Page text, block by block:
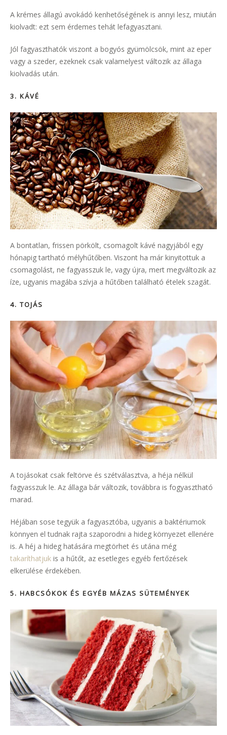
A krémes állagú avokádó kenhetőségének is annyi lesz, miután
kiolvadt: ezt sem érdemes tehát lefagyasztani.
Jól fagyaszthatók viszont a bogyós gyümölcsök, mint az eper
vagy a szeder, ezeknek csak valamelyest változik az állaga
kiolvadás után.
3. KÁVÉ
A bontatlan, frissen pörkölt, csomagolt kávé nagyjából egy
hónapig tartható mélyhűtőben. Viszont ha már kinyitottuk a
csomagolást, ne fagyasszuk le, vagy újra, mert megváltozik az
íze, ugyanis magába szívja a hűtőben található ételek szagát.
4. TOJÁS
A tojásokat csak feltörve és szétválasztva, a héja nélkül
fagyasszuk le. Az állaga bár változik, továbbra is fogyasztható
marad.
Héjában sose tegyük a fagyasztóba, ugyanis a baktériumok
könnyen el tudnak rajta szaporodni a hideg környezet ellenére
is. A héj a hideg hatására megtörhet és utána még
takaríthatjuk is a hűtőt, az esetleges egyéb fertőzések
elkerülése érdekében.
5. HABCSÓKOK ÉS EGYÉB MÁZAS SÜTEMÉNYEK